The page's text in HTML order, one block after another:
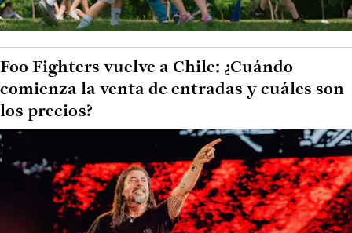
Foo Fighters vuelve a Chile: ¿Cuándo
comienza la venta de entradas y cuáles son
los precios?